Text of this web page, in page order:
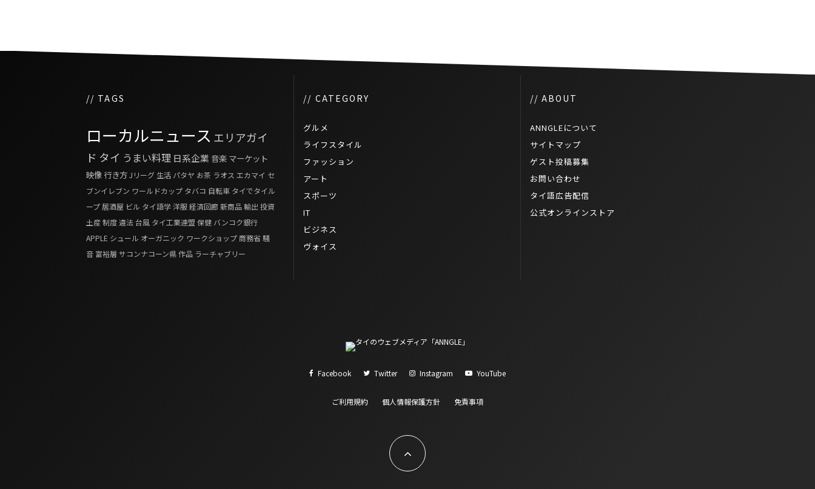
// TAGS
ローカルニュース エリアガイ
ド タイ うまい料理 日系企業 音楽 マーケット
映像 行き方Jリーグ 生活 パタヤ お茶 ラオス エカマイ セ
ブンイレブン ワールドカップ タバコ 自転車 タイでタイル
ープ 居酒屋 ビル タイ語学洋服経済回廊 新商品輸出 投資
土産制度違法台風 タイ工業連盟 保健 バンコク銀行
APPLE シュール オーガニック ワークショップ商務省 騒
音 富裕層 サコンナコーン県作品 ラーチャブリー
// CATEGORY
グルメ
ライフスタイル
ファッション
アート
スポーツ
IT
ビジネス
ヴォイス
// ABOUT
ANNGLEについて
サイトマップ
ゲスト投稿募集
お問い合わせ
タイ語広告配信
公式オンラインストア
Facebook Twitter Instagram YouTube
ご利用規約 個人情報保護方針 免責事項